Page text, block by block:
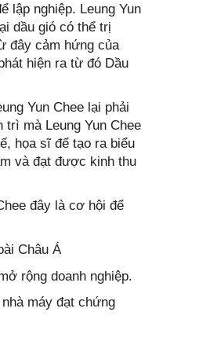
lập nghiệp. Leung Yun
dầu gió có thể trị
đây cảm hứng của
hiện ra từ đó Dầu
Yun Chee lại phải
mà Leung Yun Chee
họa sĩ để tạo ra biểu
và đạt được kinh thu
đây là cơ hội để
Châu Á
rộng doanh nghiệp.
máy đạt chứng